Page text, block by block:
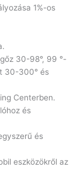
1%-os
30-98°, 99 °-
30-300° és
Centerben.
és
és
eszközökről az